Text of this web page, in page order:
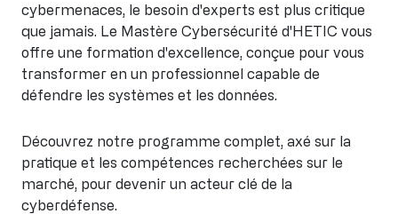
cybermenaces, le besoin d'experts est plus critique
que jamais. Le Mastère Cybersécurité d'HETIC vous
offre une formation d'excellence, conçue pour vous
transformer en un professionnel capable de
défendre les systèmes et les données.
Découvrez notre programme complet, axé sur la
pratique et les compétences recherchées sur le
marché, pour devenir un acteur clé de la
cyberdéfense.